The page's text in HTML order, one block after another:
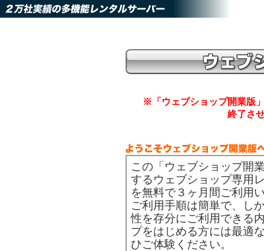
※「ウェブショップ開業版
終了さ
この「ウェブショップ開
するウェブショップ専用
を無料で３ヶ月間ご利用
ご利用手順は簡単で、し
性を存分にご利用できる
プをはじめる方には最適
ひご体験ください。